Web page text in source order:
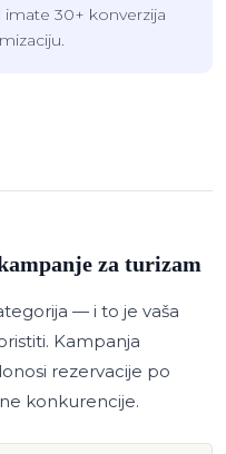
30+ konverzija
za turizam
— i to je vaša
Kampanja
rezervacije po
konkurencije.